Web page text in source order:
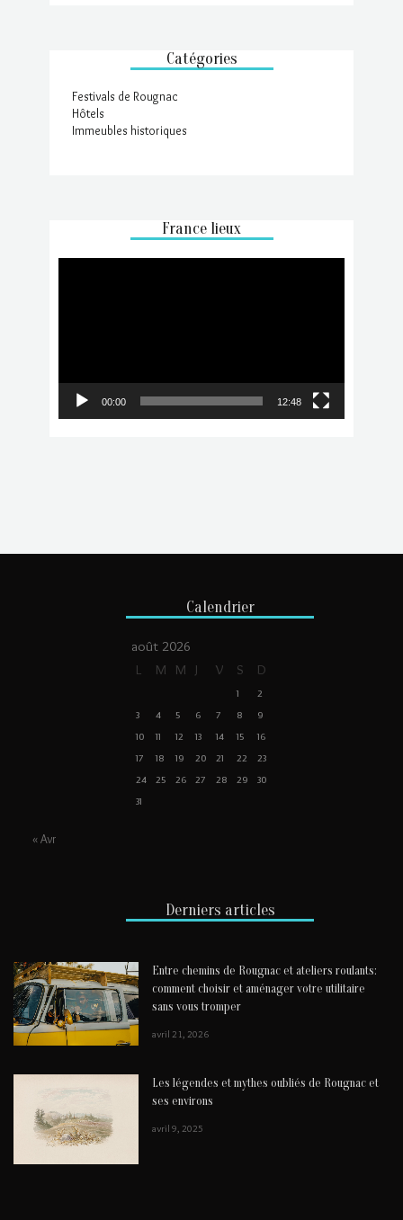
Catégories
Festivals de Rougnac
Hôtels
Immeubles historiques
France lieux
00:00 12:48
Calendrier
août 2026
L
M M J V S D
1
2
3
4 5 6 7 8
9
10
11 12 13 14 15
16
17
18 19 20 21 22
23
24
25 26 27 28 29
30
31
« Avr
Derniers articles
Entre chemins de Rougnac et ateliers roulants:
comment choisir et aménager votre utilitaire
sans vous tromper
avril 21, 2026
Les légendes et mythes oubliés de Rougnac et
ses environs
avril 9, 2025